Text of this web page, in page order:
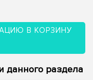
В КОРЗИНУ
данного раздела